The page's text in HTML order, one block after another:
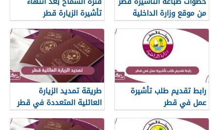
من موقع وزارة الداخلية
تأشيرة الزيارة قطر
رابط تقديم طلب تأشيرة
عمل في قطر
طريقة تمديد الزيارة
العائلية المتعددة في قطر
ورسوم التمديد